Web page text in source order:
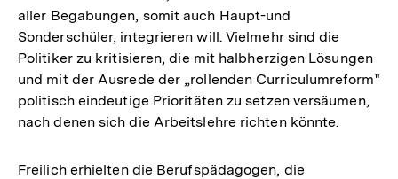
aller Begabungen, somit auch Haupt-und
Sonderschüler, integrieren will. Vielmehr sind die
Politiker zu kritisieren, die mit halbherzigen Lösungen
und mit der Ausrede der „rollenden Curriculumreform"
politisch eindeutige Prioritäten zu setzen versäumen,
nach denen sich die Arbeitslehre richten könnte.
Freilich erhielten die Berufspädagogen, die